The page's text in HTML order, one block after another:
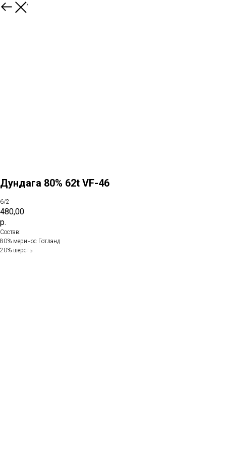
К товарам
Дундага 80% 62t VF-46
6/2
480,00
р.
Состав:
80% меринос Готланд
20% шерсть